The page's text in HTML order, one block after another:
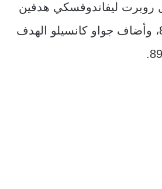
روبرت ليفاندوفسكي هدفين
في الدقائق 81 و85، وأضاف جواو كانسيلو الهدف